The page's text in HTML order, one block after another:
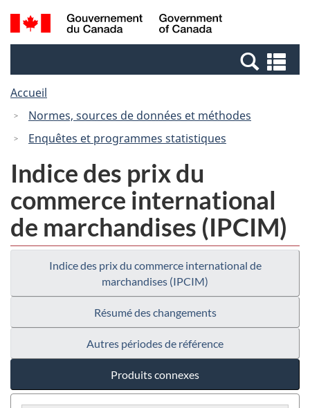
Passer
au
Passer
à
Canada
Recherche
et
et
Accueil
Normes, sources de données et méthodes
Enquêtes et programmes statistiques
Indice des prix du
commerce international
de marchandises (IPCIM)
Indice des prix du commerce international de
marchandises (IPCIM)
Résumé des changements
Autres périodes de référence
Produits connexes